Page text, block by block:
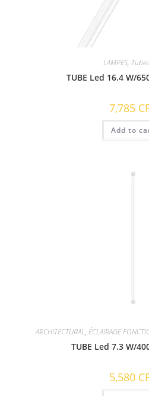
LAMPES,
TUBE Led 16.4 W/
7,785
Add to
ARCHITECTURAL, ÉCLAIRAGE
TUBE Led 7.3 W/
5,580